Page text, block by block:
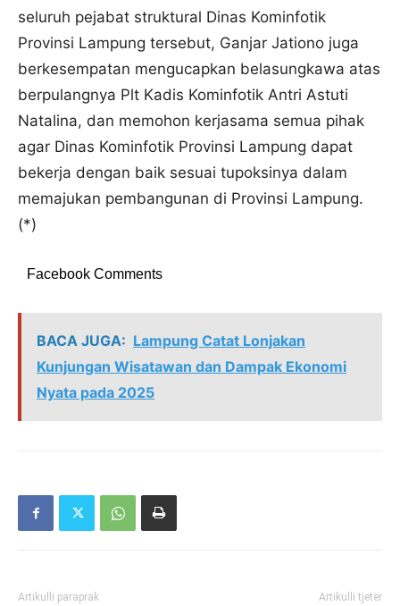
seluruh pejabat struktural Dinas Kominfotik
Provinsi Lampung tersebut, Ganjar Jationo juga
berkesempatan mengucapkan belasungkawa atas
berpulangnya Plt Kadis Kominfotik Antri Astuti
Natalina, dan memohon kerjasama semua pihak
agar Dinas Kominfotik Provinsi Lampung dapat
bekerja dengan baik sesuai tupoksinya dalam
memajukan pembangunan di Provinsi Lampung.
(*)
Facebook Comments
BACA JUGA: Lampung Catat Lonjakan
Kunjungan Wisatawan dan Dampak Ekonomi
Nyata pada 2025
Artikulli paraprak Artikulli tjetër